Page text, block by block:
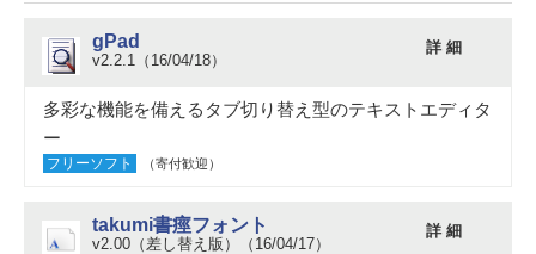
gPad
v2.2.1（16/04/18）
詳 細
多彩な機能を備えるタブ切り替え型のテキストエディタ
ー
フリーソフト （寄付歓迎）
takumi書痙フォント
v2.00（差し替え版）（16/04/17）
詳 細